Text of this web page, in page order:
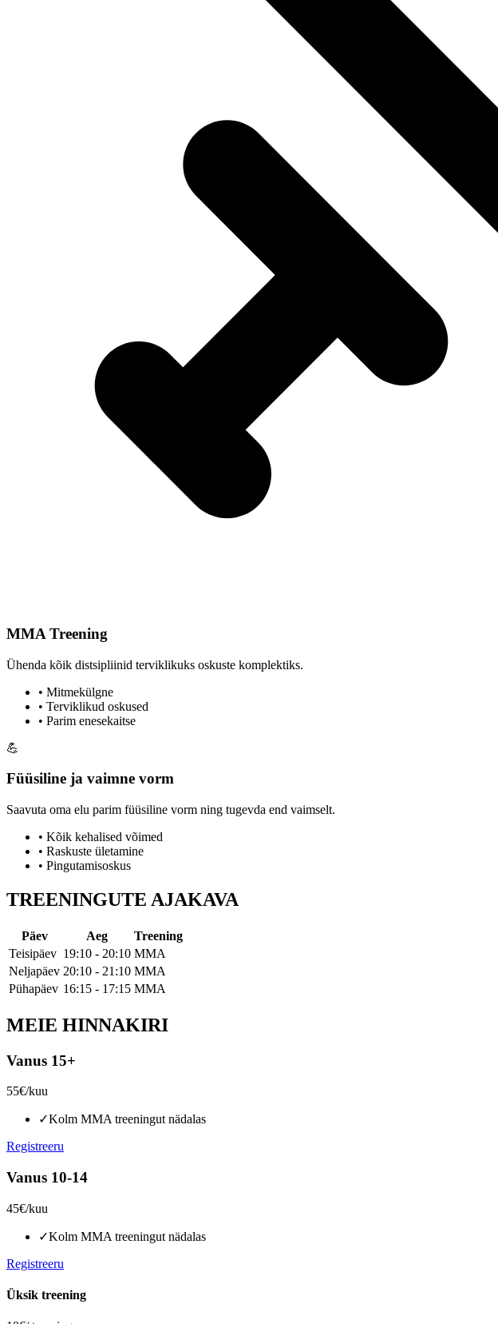
MMA Treening
Ühenda kõik distsipliinid terviklikuks oskuste komplektiks.
• Mitmekülgne
• Terviklikud oskused
• Parim enesekaitse
💪
Füüsiline ja vaimne vorm
Saavuta oma elu parim füüsiline vorm ning tugevda end vaimselt.
• Kõik kehalised võimed
• Raskuste ületamine
• Pingutamisoskus
TREENINGUTE AJAKAVA
Päev Aeg
Treening
Teisipäev 19:10 - 20:10 MMA
Neljapäev 20:10 - 21:10 MMA
Pühapäev 16:15 - 17:15 MMA
MEIE HINNAKIRI
Vanus 15+
55€/kuu
✓Kolm MMA treeningut nädalas
Registreeru
Vanus 10-14
45€/kuu
✓Kolm MMA treeningut nädalas
Registreeru
Üksik treening